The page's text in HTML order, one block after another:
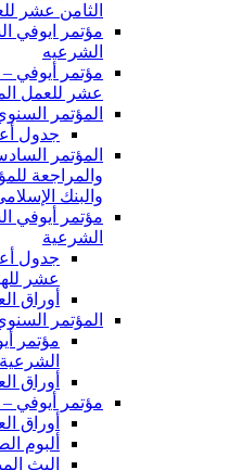
الثامن عشر
مؤتمر ايوفي
الشرعيه
مؤتمر أيوفي –
عشر للعمل
المؤتمر
جدول
المؤتمر
والمراجعة
والبنك
مؤتمر أيوفي
الشرعية
جدول
عشر
أوراق
المؤتمر
مؤتمر
أوراق
مؤتمر أيوفي –
أوراق
ألبوم
البث